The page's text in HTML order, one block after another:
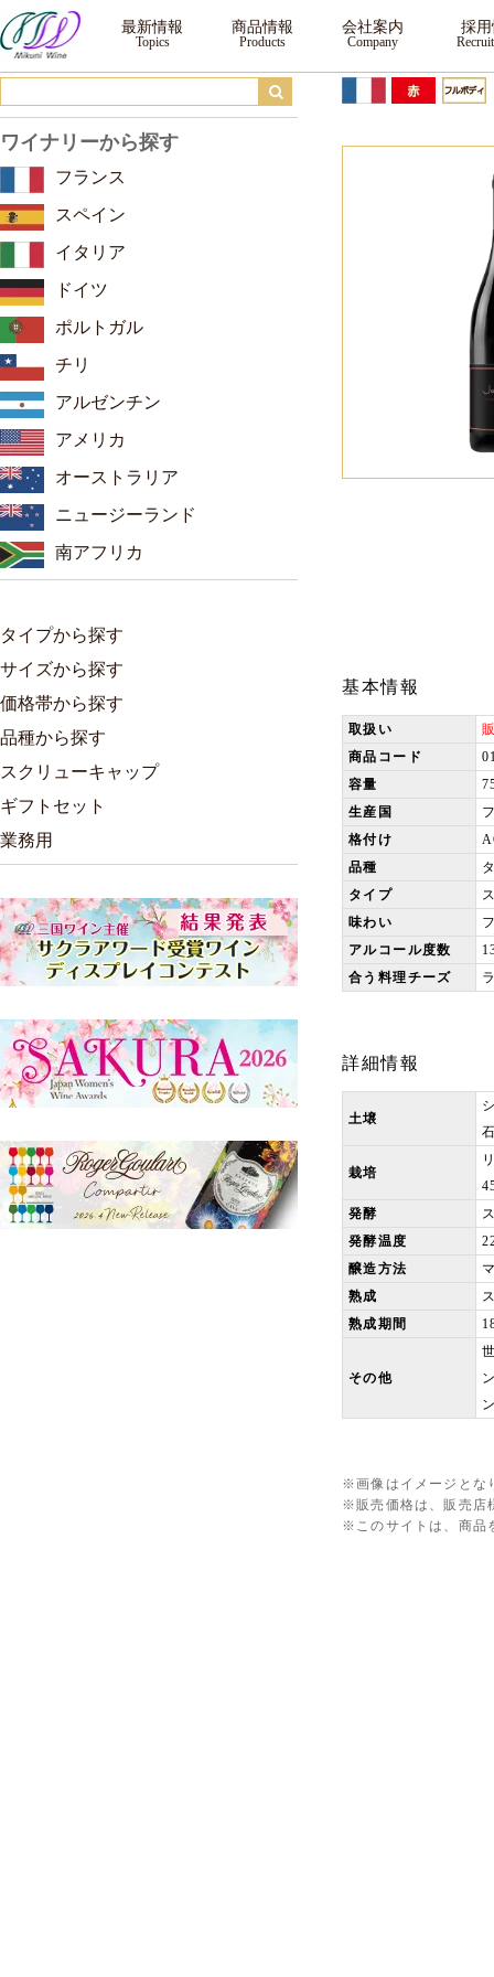
ジョエル・ロブション ルージュ シュームジュール by アラン・ブリュモン ｜ ワ
最新情報 商品情報 会社案内 採
基本情報
取扱い
商品コード
容量
生産国
格付け
品種
タイプ
味わい
アルコール度数
合う料理チーズ
詳細情報
土壌
栽培
発酵
発酵温度
醸造方法
熟成
熟成期間
その他
※画像はイメージとな
※販売価格は、販売店
※このサイトは、商品
ワイナリーから探す
フランス
スペイン
イタリア
ドイツ
ポルトガル
チリ
アルゼンチン
アメリカ
オーストラリア
ニュージーランド
南アフリカ
タイプから探す
サイズから探す
価格帯から探す
品種から探す
スクリューキャップ
ギフトセット
業務用